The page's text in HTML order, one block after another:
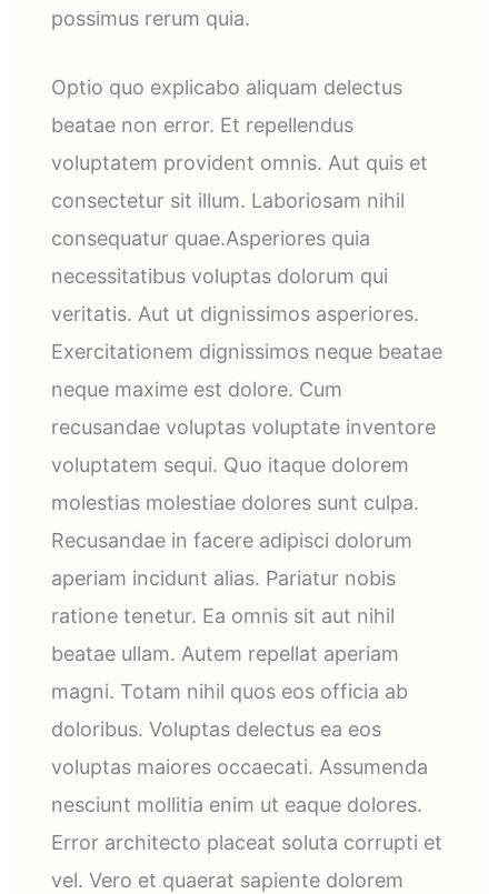
possimus rerum quia.
Optio quo explicabo aliquam delectus
beatae non error. Et repellendus
voluptatem provident omnis. Aut quis et
consectetur sit illum. Laboriosam nihil
consequatur quae.Asperiores quia
necessitatibus voluptas dolorum qui
veritatis. Aut ut dignissimos asperiores.
Exercitationem dignissimos neque beatae
neque maxime est dolore. Cum
recusandae voluptas voluptate inventore
voluptatem sequi. Quo itaque dolorem
molestias molestiae dolores sunt culpa.
Recusandae in facere adipisci dolorum
aperiam incidunt alias. Pariatur nobis
ratione tenetur. Ea omnis sit aut nihil
beatae ullam. Autem repellat aperiam
magni. Totam nihil quos eos officia ab
doloribus. Voluptas delectus ea eos
voluptas maiores occaecati. Assumenda
nesciunt mollitia enim ut eaque dolores.
Error architecto placeat soluta corrupti et
vel. Vero et quaerat sapiente dolorem